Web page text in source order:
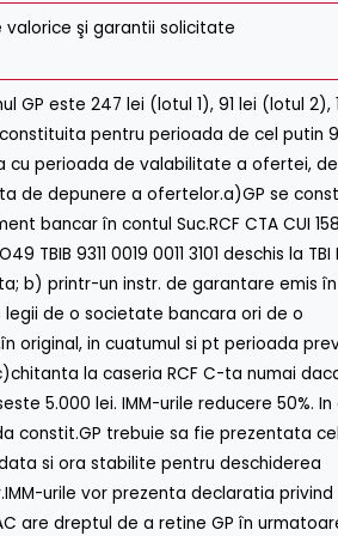
valorice şi garantii solicitate
GP este 247 lei (lotul 1), 91 lei (lotul 2),
pentru perioada de cel putin
cu perioada de valabilitate a ofertei,
de depunere a ofertelor.a)GP se
bancar în contul Suc.RCF CTA CUI
TBIB 9311 0019 0011 3101 deschis la TBI
b) printr-un instr. de garantare emis în
legii de o societate bancara ori de o
original, in cuatumul si pt perioada
la caseria RCF C-ta numai
5.000 lei. IMM-urile reducere 50%.
constit.GP trebuie sa fie prezentata
si ora stabilite pentru deschiderea
urile vor prezenta declaratia
are dreptul de a retine GP în